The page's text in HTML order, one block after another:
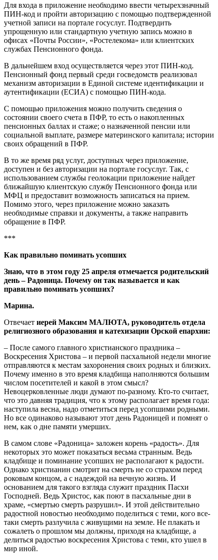
Для входа в приложение необходимо ввести четырехзначный
ПИН-код и пройти авторизацию с помощью подтвержденной
учетной записи на портале госуслуг. Подтвердить
упрощенную или стандартную учетную запись можно в
офисах «Почты России», «Ростелекома» или клиентских
службах Пенсионного фонда.
В дальнейшем вход осуществляется через этот ПИН-код.
Пенсионный фонд первый среди госведомств реализовал
механизм авторизации в Единой системе идентификации и
аутентификации (ЕСИА) с помощью ПИН-кода.
С помощью приложения можно получить сведения о
состоянии своего счета в ПФР, то есть о накопленных
пенсионных баллах и стаже; о назначенной пенсии или
социальной выплате, размере материнского капитала; истории
своих обращений в ПФР.
В то же время ряд услуг, доступных через приложение,
доступен и без авторизации на портале госуслуг. Так, с
использованием службы геолокации приложение найдет
ближайшую клиентскую службу Пенсионного фонда или
МФЦ и предоставит возможность записаться на прием.
Помимо этого, через приложение можно заказать
необходимые справки и документы, а также направить
обращение в ПФР.
***
Как правильно поминать усопших
Знаю, что в этом году 25 апреля отмечается родительский
день – Радоница. Почему он так называется и как
правильно поминать усопших?
Марина.
Отвечает иерей Максим МАЛЮТА, руководитель отдела
религиозного образования и катехизации Орской епархии:
– После самого главного христианского праздника –
Воскресения Христова – и первой пасхальной недели многие
отправляются к местам захоронения своих родных и близких.
Почему именно в это время кладбища наполняются большим
числом посетителей и какой в этом смысл?
Невоцерковленные люди думают по-разному. Кто-то считает,
что это давняя традиция, что к этому располагает время года:
наступила весна, надо отметиться перед усопшими родными.
Но все одинаково называют этот день Радоницей и помнят о
нем, как о дне памяти умерших.
В самом слове «Радоница» заложен корень «радость». Для
некоторых это может показаться весьма странным. Ведь
кладбище и поминание усопших не располагают к радости.
Однако христианин смотрит на смерть не со страхом перед
роковым концом, а с надеждой на вечную жизнь. И
основанием для такого взгляда служит праздник Пасхи
Господней. Ведь Христос, как поют в пасхальные дни в
храме, «смертью смерть разрушил». И этой действительно
радостной новостью необходимо поделиться с теми, кого все-
таки смерть разлучила с живущими на земле. Не плакать и
сожалеть о прошлом мы должны, приходя на кладбище, а
делиться радостью воскресения Христова с теми, кто ушел в
мир иной.